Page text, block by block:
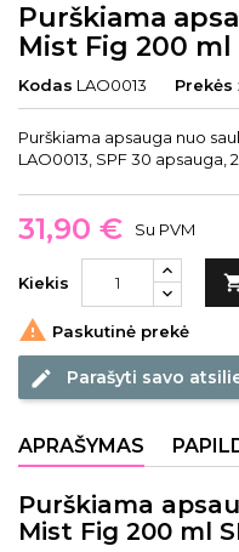
Purškiama
Mist Fig 200 ml
Kodas LAO0013 Prekės
Purškiama apsauga nuo
LAO0013, SPF 30 apsauga,
31,90 € Su PVM
Kiekis
 Paskutinė prekė
edit Parašyti savo
APRAŠYMAS
Purškiama
Mist Fig 200 ml